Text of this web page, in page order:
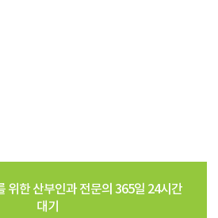
위한 산부인과 전문의 365일 24시간
대기